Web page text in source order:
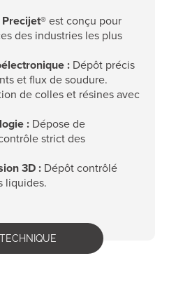
Precijet®est conçu pour
des industries les plus
: Dépôt précis
et flux de soudure.
de colles et résines avec
: Dépose de
strict des
3D : Dépôt contrôlé
liquides.